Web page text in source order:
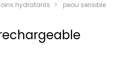
hydratants peau sensible